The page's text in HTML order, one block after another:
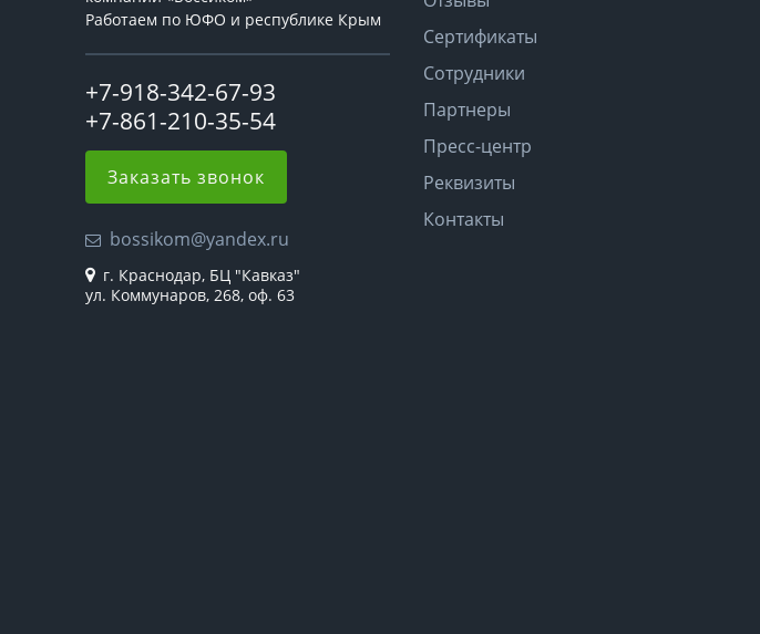
Работаем по ЮФО и республике Крым
+7-918-342-67-93
+7-861-210-35-54
Заказать звонок
bossikom@yandex.ru
г. Краснодар, БЦ "Кавказ"
ул. Коммунаров, 268, оф. 63
Сертификаты
Сотрудники
Партнеры
Пресс-центр
Реквизиты
Контакты